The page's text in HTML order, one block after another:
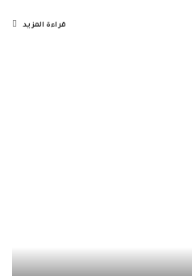
قراءة المزيد